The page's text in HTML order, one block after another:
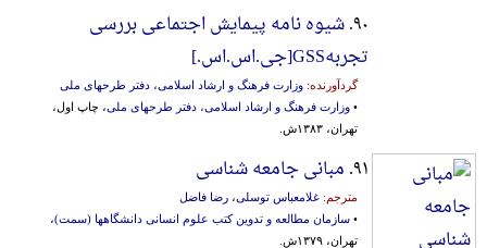
۹۰. شیوه نامه پیمایش اجتماعی بررسی‌
تجربه‌‎]GSS‬جی‌.اس‌.اس‌.]
گردآورنده: وزارت فرهنگ و ارشاد اسلامی، دفتر طرحهای ملی
• وزارت فرهنگ و ارشاد اسلامی، دفتر طرحهای ملی، چاپ اول،
تهران، ۱۳۸۳ش.
۹۱. مبانی جامعه شناسی
مترجم: غلامعباس توسلی، رضا فاضل
• سازمان مطالعه و تدوین‌ کتب‌ علوم‌ انسانی‌ دانشگاهها (سمت‌)،
تهران، ۱۳۷۹ش.